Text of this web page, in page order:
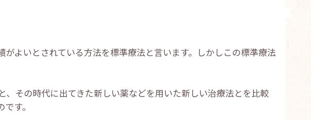
よいとされている方法を標準療法と言います。しかしこの標準療法
その時代に出てきた新しい薬などを用いた新しい治療法とを比較
す。